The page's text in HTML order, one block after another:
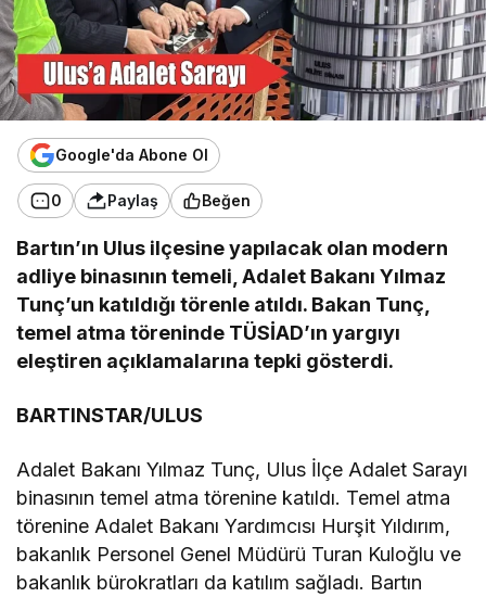
Google'da Abone Ol
0 Paylaş Beğen
Bartın’ın Ulus ilçesine yapılacak olan modern
adliye binasının temeli, Adalet Bakanı Yılmaz
Tunç’un katıldığı törenle atıldı. Bakan Tunç,
temel atma töreninde TÜSİAD’ın yargıyı
eleştiren açıklamalarına tepki gösterdi.
BARTINSTAR/ULUS
Adalet Bakanı Yılmaz Tunç, Ulus İlçe Adalet Sarayı
binasının temel atma törenine katıldı. Temel atma
törenine Adalet Bakanı Yardımcısı Hurşit Yıldırım,
bakanlık Personel Genel Müdürü Turan Kuloğlu ve
bakanlık bürokratları da katılım sağladı. Bartın